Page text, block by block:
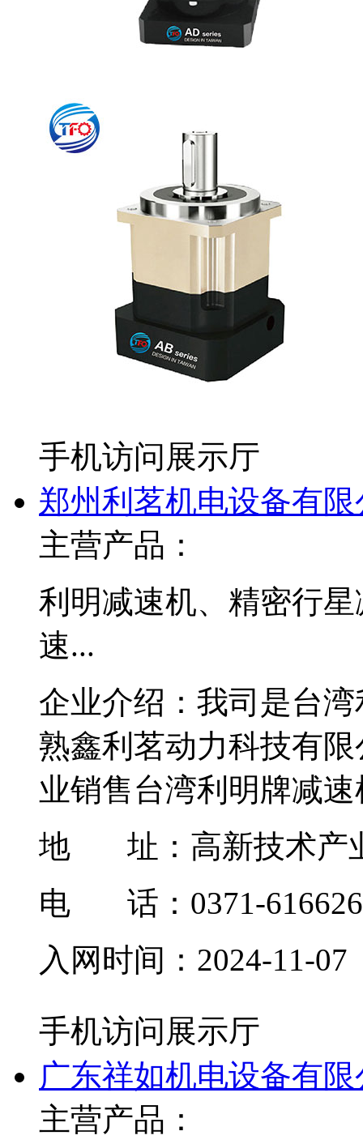
手机访问展示厅
郑州利茗机电设备有限
主营产品：
利明减速机、精密行
速...
企业介绍： 我司是台
熟鑫利茗动力科技有
业销售台湾利明牌减
地 址： 高新技术产
电 话：0371-
入网时间： 2024-11-07
手机访问展示厅
广东祥如机电设备有
主营产品：